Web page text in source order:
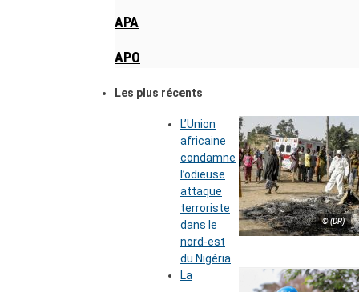
APA
APO
Les plus récents
© (DR)
L’Union
africaine
condamne
l’odieuse
attaque
terroriste
dans le
nord-est
du Nigéria
La